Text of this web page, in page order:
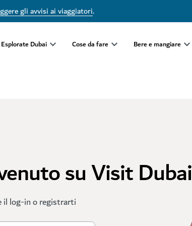
gli avvisi ai viaggiatori.
Esplorate Dubai Cose da fare Bere e mangiare
su Visit Dubai
il log-in o registrarti